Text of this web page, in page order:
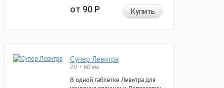
от 90Р Купить
Супер Левитра
20 + 60 мг
В одной таблетке Левитра для